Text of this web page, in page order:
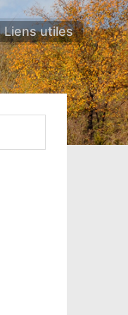
Liens utiles